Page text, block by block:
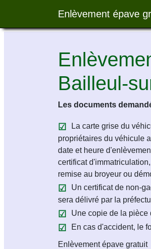
Enlèvement épave
Bailleul-
Les documents
La carte grise du
propriétaires du véhicule
date et heure
certificat
remise au broyeur ou
Un certificat de non-
sera délivré par la
Une copie de la pièce
En cas d'accident, le
Enlèvement épave gratuit